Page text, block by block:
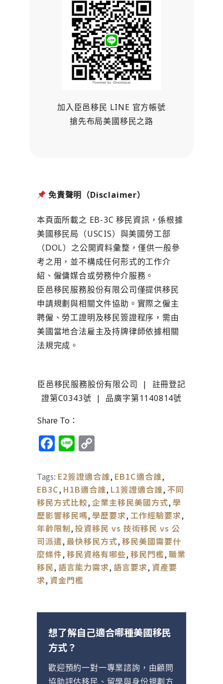
加入臣邑移民 LINE 官方帳號
搶先布局美國移民之路
免責聲明（Disclaimer）
本頁面所載之 EB-3C 移民資訊，係根據
美國移民局（USCIS）與美國勞工部
（DOL）之公開資料彙整，僅供一般參
考之用，並不構成任何形式的工作介
紹、僱傭媒合或勞務仲介服務。
臣邑移民服務股份有限公司僅提供移民
申請規劃與相關文件協助。實際之僱主
聘僱、勞工證明及移民簽證程序，需由
美國當地合法雇主及持牌律師依據相關
法規完成。
臣邑移民服務股份有限公司 | 註冊登記
證第C0343號 | 品廣字第1140814號
Share To：
Facebook
Line
Tags: E2簽證適合誰, EB1C適合誰,
EB3C, H1B適合誰, L1簽證適合誰, 不同
移民方式比較, 企業主移民美國方式, 學
歷影響移民嗎, 學歷要求, 工作經驗要求,
年齡限制, 投資移民 vs 技術移民 vs 公
司派遣, 最快移民方式, 移民美國需要什
麼條件, 移民資格有哪些, 移民門檻, 職業
移民, 語言能力需求, 語言要求, 資產要
求, 資金門檻
想了解自己適合哪種美國移民
方式？
歡迎預約一對一專業諮詢，由顧問
協助評估移民、留學與身份規劃方